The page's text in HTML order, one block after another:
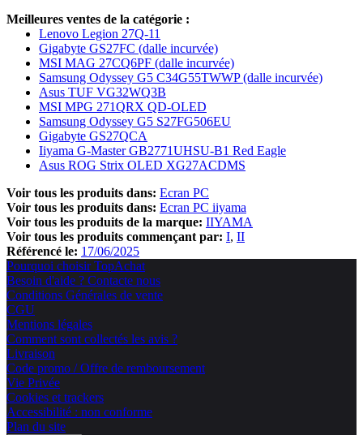
Meilleures ventes de la catégorie :
Lenovo Legion 27Q-11
Gigabyte GS27FC (dalle incurvée)
MSI MAG 27CQ6PF (dalle incurvée)
Samsung Odyssey G5 C34G55TWWP (dalle incurvée)
Asus TUF VG32WQ3B
MSI MPG 271QRX QD-OLED
Samsung Odyssey G5 S27FG506EU
Gigabyte GS27QCA
Iiyama G-Master GB2771UHSU-B1 Red Eagle
Asus ROG Strix OLED XG27ACDMS
Voir tous les produits dans: Ecran PC
Voir tous les produits dans: Ecran PC iiyama
Voir tous les produits de la marque: IIYAMA
Voir tous les produits commençant par: I II
Référencé le: 17/06/2025
Pourquoi choisir TopAchat
Besoin d'aide ? Contacte nous
Conditions Générales de vente
CGU
Mentions légales
Comment sont collectés les avis ?
Livraison
Code promo / Offre de remboursement
Vie Privée
Cookies et trackers
Accessibilité : non conforme
Plan du site